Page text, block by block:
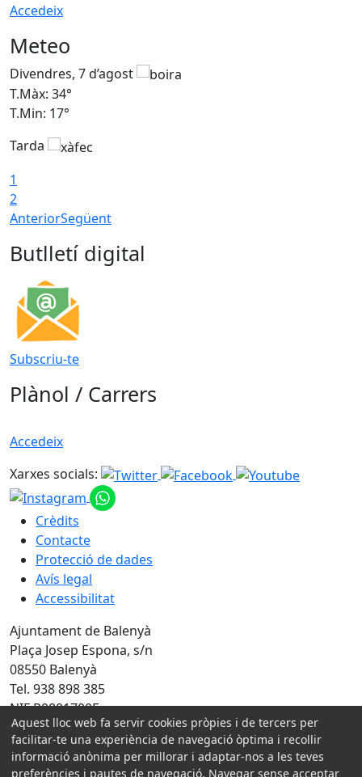
Accedeix
Meteo
Divendres, 7 d’agost
T.Màx: 34°
T.Min: 17°
Tarda
1
2
AnteriorSegüent
Butlletí digital
Subscriu-te
Plànol / Carrers
Accedeix
Xarxes socials:
Crèdits
Contacte
Protecció de dades
Avís legal
Accessibilitat
Ajuntament de Balenyà
Plaça Josep Espona, s/n
08550 Balenyà
Tel. 938 898 385
NIF P0801700F
Amb la col·laboració de:
Aquest lloc web fa servir cookies pròpies i de tercers per
facilitar-te una experiència de navegació òptima i recollir
informació anònima per millorar i adaptar-nos a les teves
preferències i pautes de navegació. Navegar sense acceptar